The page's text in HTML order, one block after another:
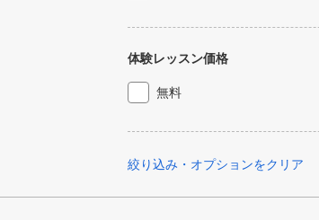
体験レッスン価格
無料
絞り込み・オプションをクリア